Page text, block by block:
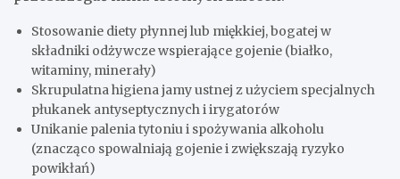
Stosowanie diety płynnej lub miękkiej, bogatej w
składniki odżywcze wspierające gojenie (białko,
witaminy, minerały)
Skrupulatna higiena jamy ustnej z użyciem specjalnych
płukanek antyseptycznych i irygatorów
Unikanie palenia tytoniu i spożywania alkoholu
(znacząco spowalniają gojenie i zwiększają ryzyko
powikłań)